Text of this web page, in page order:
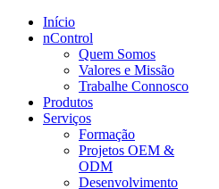
Início
nControl
Quem Somos
Valores e Missão
Trabalhe Connosco
Produtos
Serviços
Formação
Projetos OEM &
ODM
Desenvolvimento